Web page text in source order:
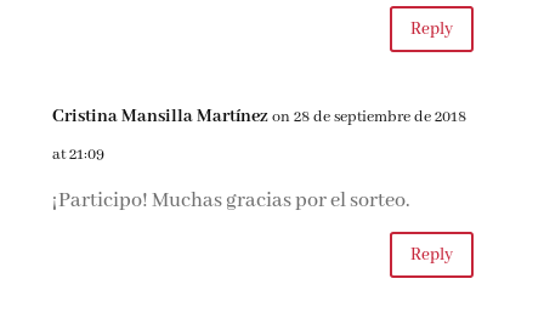
Reply
Cristina Mansilla Martínezon 28 de septiembre de 2018
at 21:09
¡Participo! Muchas gracias por el sorteo.
Reply